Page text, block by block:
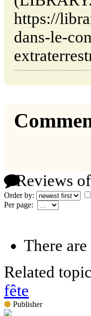
https://
dans-le-
Reviews
Order by:
Per page:
There
Related
fête
Publisher